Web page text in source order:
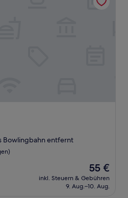
Bowlingbahn entfernt
Der
Preis
beträgt
55 €
inkl. Steuern & Gebühren
9. Aug.–10. Aug.